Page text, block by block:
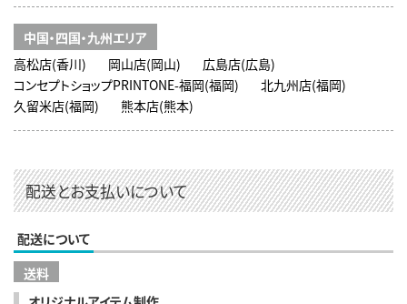
中国・四国・九州エリア
高松店(香川)
岡山店(岡山)
広島店(広島)
コンセプトショップPRINTONE-福岡(福岡)
北九州店(福岡)
久留米店(福岡)
熊本店(熊本)
配送とお支払いについて
配送について
送料